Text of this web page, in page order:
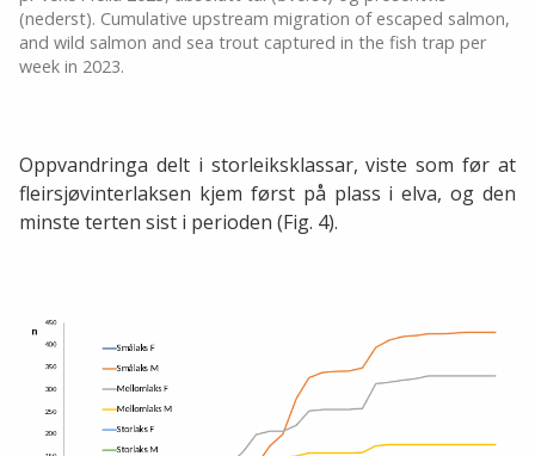
(nederst). Cumulative upstream migration of escaped salmon,
and wild salmon and sea trout captured in the fish trap per
week in 2023.
Oppvandringa delt i storleiksklassar, viste som før at
fleirsjøvinterlaksen kjem først på plass i elva, og den
minste terten sist i perioden (Fig. 4).